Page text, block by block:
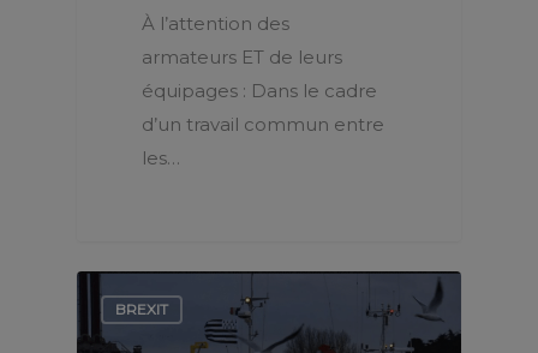
À l’attention des
armateurs ET de leurs
équipages : Dans le cadre
d’un travail commun entre
les…
BREXIT